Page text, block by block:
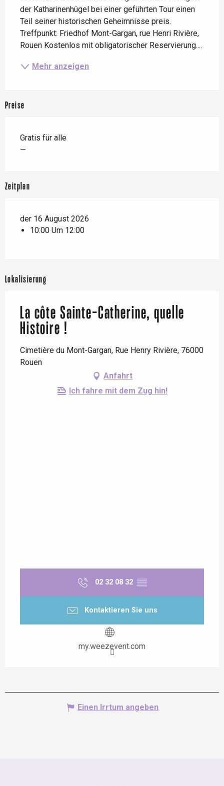
der Katharinenhügel bei einer geführten Tour einen
Teil seiner historischen Geheimnisse preis.
Treffpunkt: Friedhof Mont-Gargan, rue Henri Rivière,
Rouen Kostenlos mit obligatorischer Reservierung....
Mehr anzeigen
Preise
Gratis für alle
—
Zeitplan
der 16 August 2026
10:00 Um 12:00
Lokalisierung
La côte Sainte-Catherine, quelle
Histoire !
Cimetière du Mont-Gargan, Rue Henry Rivière, 76000
Rouen
Anfahrt
Ich fahre mit dem Zug hin!
02 32 08 32 ▒▒
Kontaktieren Sie uns
my.weezevent.com
Einen Irrtum angeben